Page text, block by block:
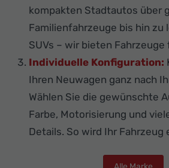
kompakten Stadtautos über
Familienfahrzeuge bis hin zu
SUVs – wir bieten Fahrzeuge
Individuelle Konfiguration:
Ihren Neuwagen ganz nach
Wählen Sie die gewünschte
Farbe, Motorisierung und
Details. So wird Ihr Fahrzeug